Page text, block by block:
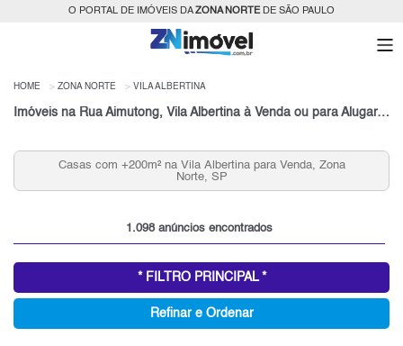
O PORTAL DE IMÓVEIS DAZONA NORTEDE SÃO PAULO
HOME ZONA NORTE VILA ALBERTINA
Imóveis na Rua Aimutong, Vila Albertina à Venda ou para Alugar, Zona Norte, São Paulo, SP
Casas com +200m² na Vila Albertina para Venda, Zona
Norte, SP
1.098 anúncios encontrados
* FILTRO PRINCIPAL *
Refinar e Ordenar